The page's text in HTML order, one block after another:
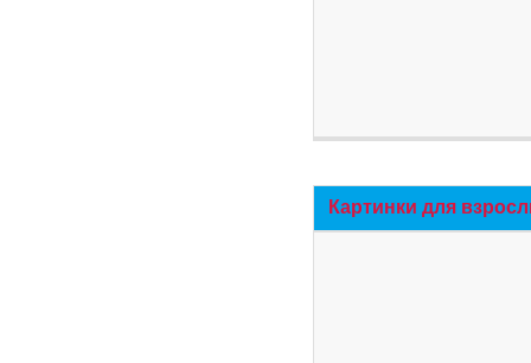
Картинки для